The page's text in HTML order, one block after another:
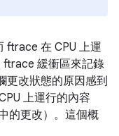
ftrace 在 CPU 上運
ftrace 緩衝區來記錄
更改狀態的原因感到
上運行的內容
的更改）。這個概